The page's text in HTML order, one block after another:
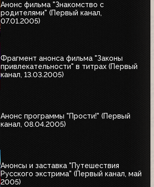
Анонс фильма "Знакомство с
родителями" (Первый канал,
07.01.2005)
Фрагмент анонса фильма "Законы
привлекательности" в титрах (Первый
канал, 13.03.2005)
Анонс программы "Прости!" (Первый
канал, 08.04.2005)
Анонсы и заставка "Путешествия
Русского экстрима" (Первый канал, май
2005)